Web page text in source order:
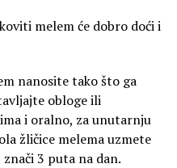
melem će dobro doći i
nanosite tako što ga
obloge ili
i oralno, za unutarnju
žličice melema uzmete
3 puta na dan.